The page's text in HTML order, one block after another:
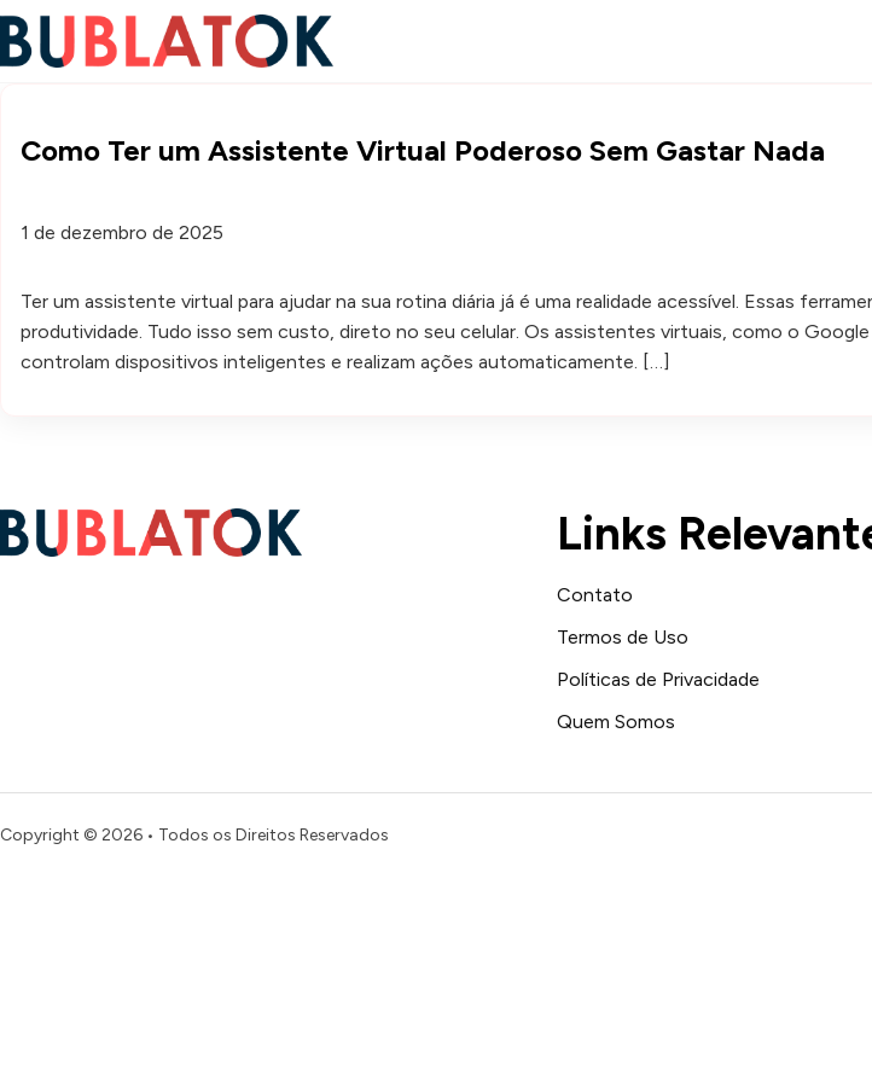
Como Ter um Assistente Virtual Poderoso Sem Gastar Nada
1 de dezembro de 2025
Ter um assistente virtual para ajudar na sua rotina diária já é uma realidade acessível. Essas
produtividade. Tudo isso sem custo, direto no seu celular. Os assistentes virtuais, como o
controlam dispositivos inteligentes e realizam ações automaticamente. […]
Links
Contato
Termos de Uso
Políticas de Privacidade
Quem Somos
Copyright © 2026 • Todos os Direitos Reservados